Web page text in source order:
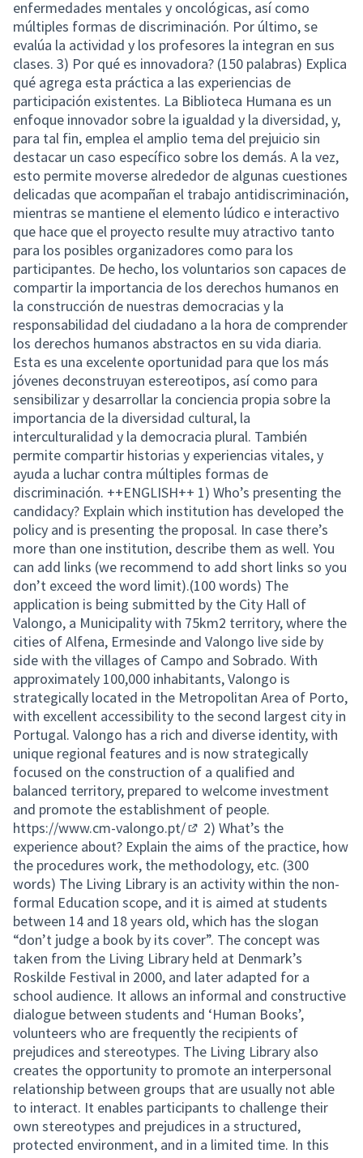
enfermedades mentales y oncológicas, así como
múltiples formas de discriminación. Por último, se
evalúa la actividad y los profesores la integran en sus
clases. 3) Por qué es innovadora? (150 palabras) Explica
qué agrega esta práctica a las experiencias de
participación existentes. La Biblioteca Humana es un
enfoque innovador sobre la igualdad y la diversidad, y,
para tal fin, emplea el amplio tema del prejuicio sin
destacar un caso específico sobre los demás. A la vez,
esto permite moverse alrededor de algunas cuestiones
delicadas que acompañan el trabajo antidiscriminación,
mientras se mantiene el elemento lúdico e interactivo
que hace que el proyecto resulte muy atractivo tanto
para los posibles organizadores como para los
participantes. De hecho, los voluntarios son capaces de
compartir la importancia de los derechos humanos en
la construcción de nuestras democracias y la
responsabilidad del ciudadano a la hora de comprender
los derechos humanos abstractos en su vida diaria.
Esta es una excelente oportunidad para que los más
jóvenes deconstruyan estereotipos, así como para
sensibilizar y desarrollar la conciencia propia sobre la
importancia de la diversidad cultural, la
interculturalidad y la democracia plural. También
permite compartir historias y experiencias vitales, y
ayuda a luchar contra múltiples formas de
discriminación. ++ENGLISH++ 1) Who’s presenting the
candidacy? Explain which institution has developed the
policy and is presenting the proposal. In case there’s
more than one institution, describe them as well. You
can add links (we recommend to add short links so you
don’t exceed the word limit).(100 words) The
application is being submitted by the City Hall of
Valongo, a Municipality with 75km2 territory, where the
cities of Alfena, Ermesinde and Valongo live side by
side with the villages of Campo and Sobrado. With
approximately 100,000 inhabitants, Valongo is
strategically located in the Metropolitan Area of Porto,
with excellent accessibility to the second largest city in
Portugal. Valongo has a rich and diverse identity, with
unique regional features and is now strategically
focused on the construction of a qualified and
balanced territory, prepared to welcome investment
and promote the establishment of people.
https://www.cm-valongo.pt/
(Enlace externo)
2) What’s the
experience about? Explain the aims of the practice, how
the procedures work, the methodology, etc. (300
words) The Living Library is an activity within the non-
formal Education scope, and it is aimed at students
between 14 and 18 years old, which has the slogan
“don’t judge a book by its cover”. The concept was
taken from the Living Library held at Denmark’s
Roskilde Festival in 2000, and later adapted for a
school audience. It allows an informal and constructive
dialogue between students and ‘Human Books’,
volunteers who are frequently the recipients of
prejudices and stereotypes. The Living Library also
creates the opportunity to promote an interpersonal
relationship between groups that are usually not able
to interact. It enables participants to challenge their
own stereotypes and prejudices in a structured,
protected environment, and in a limited time. In this